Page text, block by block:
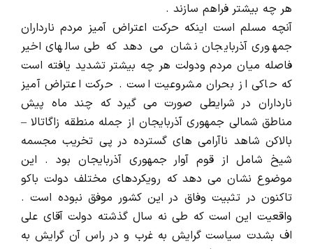
هر چه بیشتر فراهم سازند .
آنچه مسلم است اینکه حرکت اعتراض آمیز مردم نارداران
جمهوری آذربایجان نشان می دهد که طی سالهای اخیر
فاصله میان مردم ودولت هر چه بیشتر تشدید یافته است
که حاکی از بحران مشروعیت است . حرکت اعتراض آمیز
نارداران در شرایطی صورت می گیرد که چند ماه پیش
مناطق شمالی جمهوری آذربایجان از جمله منطقه زاگاتالا –
بالاکن شاهد ناآرامی های گسترده در پی تخریب مجسمه
شیخ شامل از قوم آوار جمهوری آذربایجان بود . این
موضوع نشان می دهد که رویکردهای مختلف دولت باکو
تاکنون در تثبیت وفاق در این کشور موفق نبوده است .
واقعیت این است که طی نه سال گذشته دولت آقای علی
اف بشدت سیاست گرایش به غرب و در راس آن گرایش به